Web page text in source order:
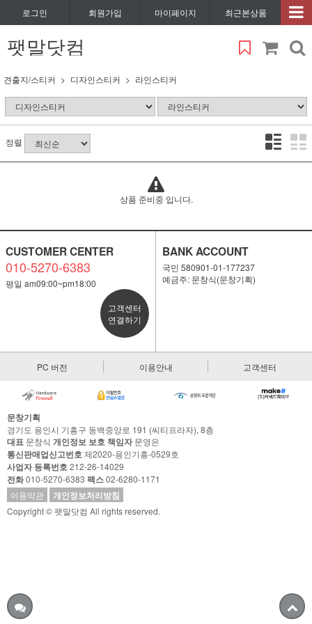
로그인 회원가입 마이페이지 최근본상품
팻말닷컴
견출지/스티커 디자인스티커 라인스티커
정렬
상품 준비중 입니다.
CUSTOMER CENTER
010-5270-6383
평일 am09:00~pm18:00
고객센터
연결하기
BANK ACCOUNT
국민 580901-01-177237
예금주: 문창식(문창기획)
PC 버전 이용안내 고객센터
문창기획
경기도 용인시 기흥구 동백중앙로 191 (씨티프라자), 8층
대표 문창식 개인정보 보호 책임자문영은
통신판매업신고번호제2020-용인기흥-0529호
사업자 등록번호212-26-14029
전화010-5270-6383 팩스02-6280-1171
이용약관
개인정보처리방침
Copyright © 팻말닷컴 All rights reserved.